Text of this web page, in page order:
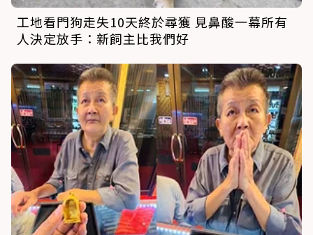
工地看門狗走失10天終於尋獲 見鼻酸一幕所有
人決定放手：新飼主比我們好